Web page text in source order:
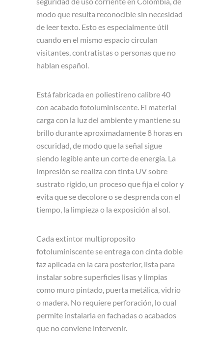
modo que resulta reconocible sin necesidad
de leer texto. Esto es especialmente útil
cuando en el mismo espacio circulan
visitantes, contratistas o personas que no
hablan español.
Está fabricada en poliestireno calibre 40
con acabado fotoluminiscente. El material
carga con la luz del ambiente y mantiene su
brillo durante aproximadamente 8 horas en
oscuridad, de modo que la señal sigue
siendo legible ante un corte de energía. La
impresión se realiza con tinta UV sobre
sustrato rígido, un proceso que fija el color y
evita que se decolore o se desprenda con el
tiempo, la limpieza o la exposición al sol.
Cada extintor multiproposito
fotoluminiscente se entrega con cinta doble
faz aplicada en la cara posterior, lista para
instalar sobre superficies lisas y limpias
como muro pintado, puerta metálica, vidrio
o madera. No requiere perforación, lo cual
permite instalarla en fachadas o acabados
que no conviene intervenir.